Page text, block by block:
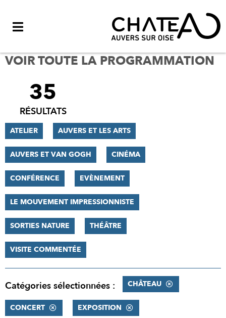
VOIR TOUTE LA PROGRAMMATION
FILTRER
RÉSULTATS
35
RÉSULTATS
ATELIER AUVERS ET LES ARTS
AUVERS ET VAN GOGH CINÉMA
CONFÉRENCE EVÈNEMENT
LE MOUVEMENT IMPRESSIONNISTE
SORTIES NATURE THÉÂTRE
VISITE COMMENTÉE
Catégories sélectionnées : CHÂTEAU
CONCERT EXPOSITION